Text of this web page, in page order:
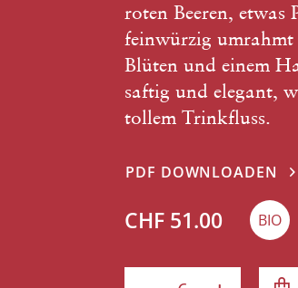
roten Beeren, etwas
feinwürzig
Blüten und einem
saftig und elegant,
tollem Trinkfluss.
PDF DOWNLOADEN
CHF 51.00 BIO